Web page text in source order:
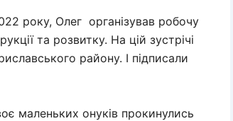
року, Олег організував робочу
та розвитку. На цій зустрічі
району. І підписали
маленьких онуків прокинулись